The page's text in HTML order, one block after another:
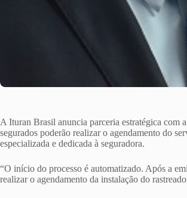
A Ituran Brasil anuncia parceria estratégica com
segurados poderão realizar o agendamento do
especializada e dedicada à seguradora.
“O início do processo é automatizado. Após a
realizar o agendamento da instalação do